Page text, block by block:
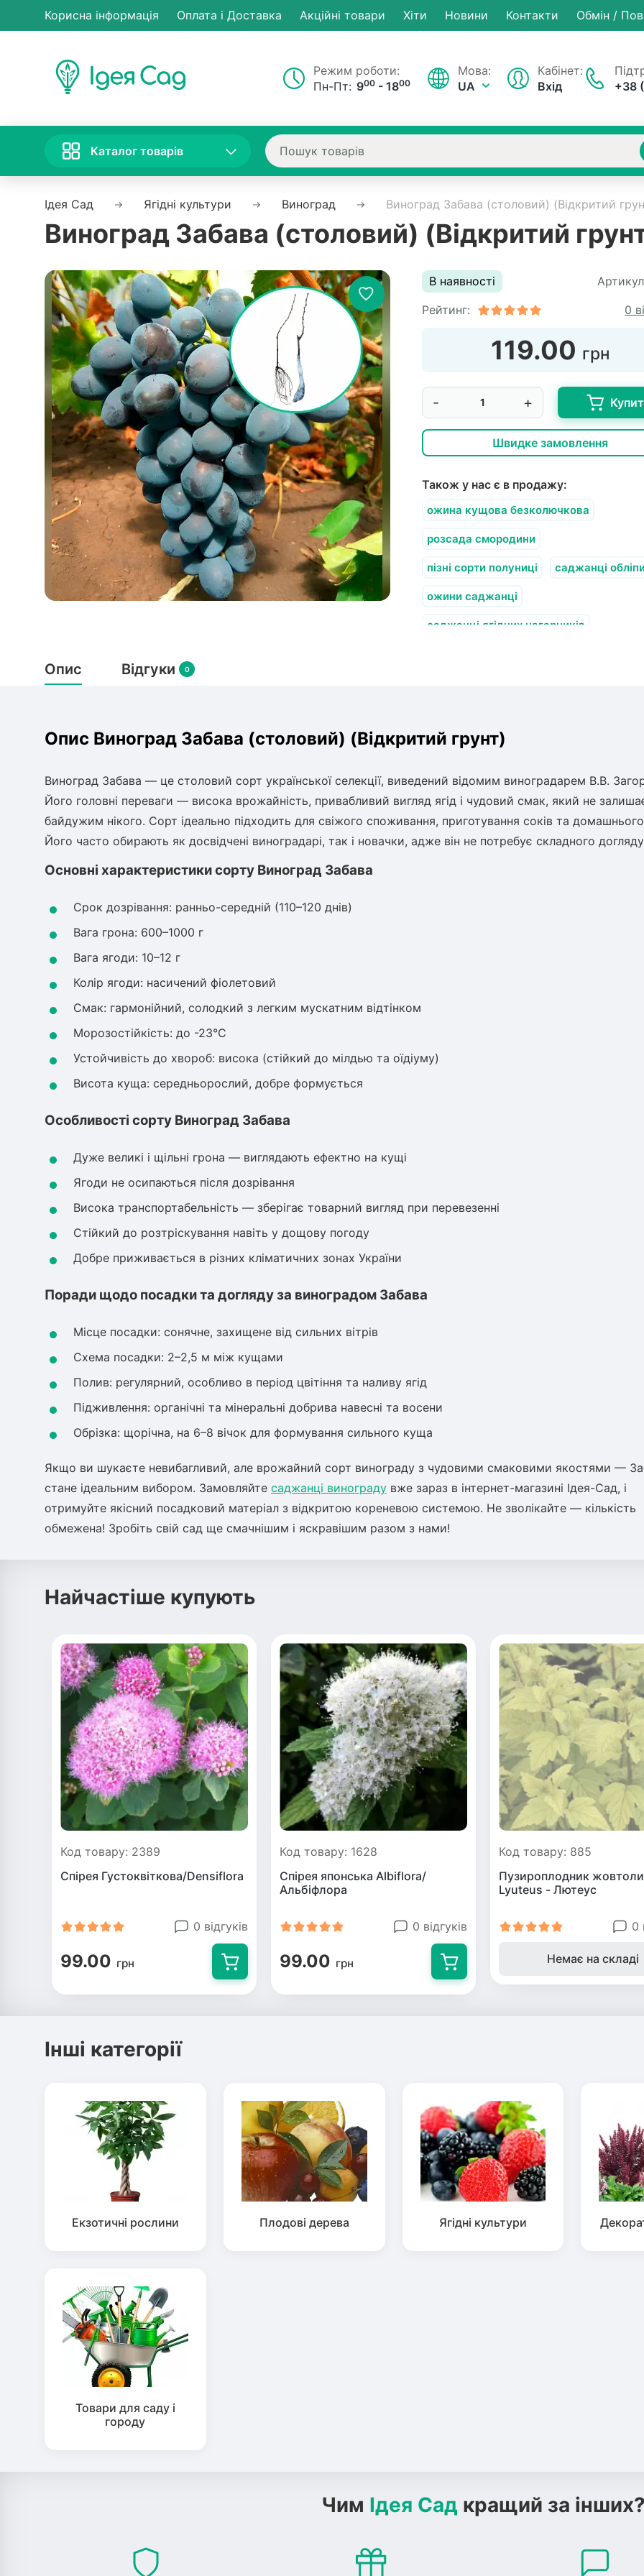
Корисна інформація Оплата і Доставка Акційні товари Хiти Новини Контакти Обмін /
Режим роботи:
Пн-Пт: 900 - 1800
+38
Мова:
UA
Кабінет:
Вхід
Каталог товарів
Ідея Сад Ягідні культури Виноград Виноград Забава (столовий) (Відкритий
Виноград Забава (столовий) (Відкритий
В наявності
Рейтинг:
0
119.00 грн
- +
Швидке замовлення
Також у нас є в продажу:
ожина кущова безколючкова
розсада смородини
пізні сорти полуниці саджанці
ожини саджанці
саджанці ягідних чагарників
Опис Відгуки 0
Опис Виноград Забава (столовий) (Відкритий грунт)
Виноград Забава — це столовий сорт української селекції, виведений відомим виноградарем В.В.
Його головні переваги — висока врожайність, привабливий вигляд ягід і чудовий смак, який не
байдужим нікого. Сорт ідеально підходить для свіжого споживання, приготування соків та
Його часто обирають як досвідчені виноградарі, так і новачки, адже він не потребує складного
Основні характеристики сорту Виноград Забава
Срок дозрівання: ранньо-середній (110–120 днів)
Вага грона: 600–1000 г
Вага ягоди: 10–12 г
Колір ягоди: насичений фіолетовий
Смак: гармонійний, солодкий з легким мускатним відтінком
Морозостійкість: до -23°C
Устойчивість до хвороб: висока (стійкий до мілдью та оїдіуму)
Висота куща: середньорослий, добре формується
Особливості сорту Виноград Забава
Дуже великі і щільні грона — виглядають ефектно на кущі
Ягоди не осипаються після дозрівання
Висока транспортабельність — зберігає товарний вигляд при перевезенні
Стійкий до розтріскування навіть у дощову погоду
Добре приживається в різних кліматичних зонах України
Поради щодо посадки та догляду за виноградом Забава
Місце посадки: сонячне, захищене від сильних вітрів
Схема посадки: 2–2,5 м між кущами
Полив: регулярний, особливо в період цвітіння та наливу ягід
Підживлення: органічні та мінеральні добрива навесні та восени
Обрізка: щорічна, на 6–8 вічок для формування сильного куща
Якщо ви шукаєте невибагливий, але врожайний сорт винограду з чудовими смаковими якостями —
стане ідеальним вибором. Замовляйте саджанці винограду вже зараз в інтернет-магазині Ідея-Сад, і
отримуйте якісний посадковий матеріал з відкритою кореневою системою. Не зволікайте — кількість
обмежена! Зробіть свій сад ще смачнішим і яскравішим разом з нами!
Найчастіше купують
Код товару: 2389
Спірея Густоквіткова/Densiflora
0 відгуків
99.00 грн
Код товару: 1628
Спірея японська Albiflora/
Альбіфлора
0 відгуків
99.00 грн
Код товару: 885
Пузироплодник
Lyuteus - Лютеус
0
Немає на складі
Інші категорії
Екзотичні рослини Плодові дерева Ягідні культури
Товари для саду і
городу
Чим Ідея Сад кращий за